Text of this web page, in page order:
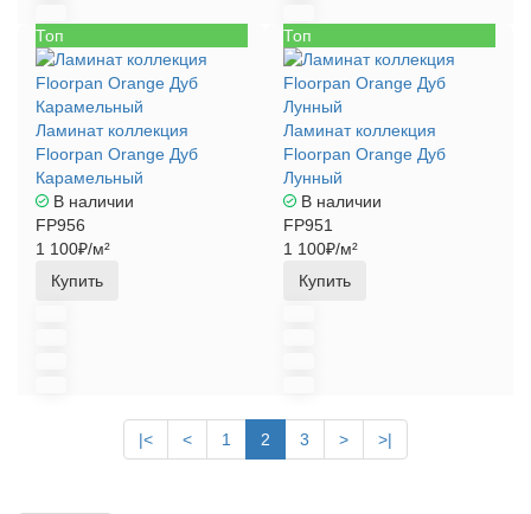
Топ
Ламинат коллекция
Floorpan Orange Дуб
Карамельный
В наличии
FP956
1 100₽/м²
Купить
Топ
Ламинат коллекция
Floorpan Orange Дуб
Лунный
В наличии
FP951
1 100₽/м²
Купить
|< < 1 2 3 > >|